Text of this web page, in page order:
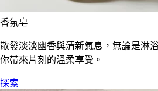
香氛皂
散發淡淡幽香與清新氣息，無論是淋
你帶來片刻的溫柔享受。
探索